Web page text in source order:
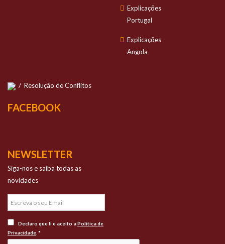
Explicações
Portugal
Explicações
Angola
/ Resolução de Conflitos
FACEBOOK
NEWSLETTER
Siga-nos e saiba todas as
novidades
Declaro que li e aceito aPolítica de
Privacidade . *